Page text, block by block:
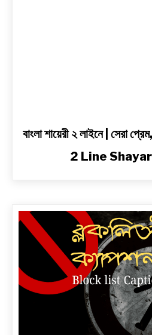
বাংলা শায়েরী ২ লাইনে | সেরা
2 Line